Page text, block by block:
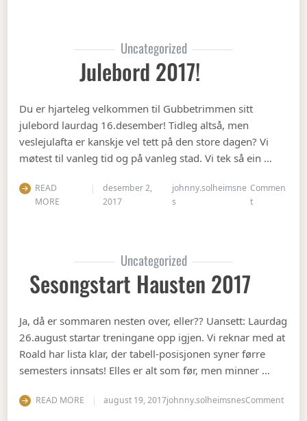
Uncategorized
Julebord 2017!
Du er hjarteleg velkommen til Gubbetrimmen sitt
julebord laurdag 16.desember! Tidleg altså, men
veslejulafta er kanskje vel tett på den store dagen? Vi
møtest til vanleg tid og på vanleg stad. Vi tek så ein …
READ
MORE
desember 2,
2017
johnny.solheimsne
s
Commen
ton Julebord
Uncategorized
Sesongstart Hausten 2017
Ja, då er sommaren nesten over, eller?? Uansett: Laurdag
26.august startar treningane opp igjen. Vi reknar med at
Roald har lista klar, der tabell-posisjonen syner førre
semesters innsats! Elles er alt som før, men minner …
READ MORE august 19, 2017johnny.solheimsnesCommenton